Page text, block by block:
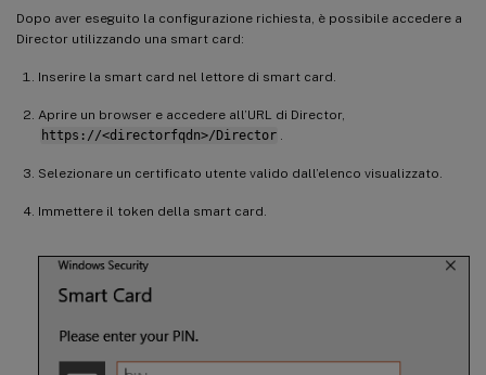
Dopo aver eseguito la configurazione richiesta, è possibile accedere a
Director utilizzando una smart card:
Inserire la smart card nel lettore di smart card.
Aprire un browser e accedere all’URL di Director,
https://<directorfqdn>/Director
Selezionare un certificato utente valido dall’elenco visualizzato.
Immettere il token della smart card.